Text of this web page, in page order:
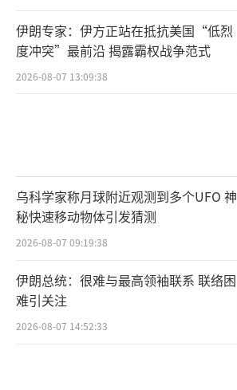
伊朗专家：伊方正站在抵抗美国“低烈
度冲突”最前沿 揭露霸权战争范式
2026-08-07 13:09:38
乌科学家称月球附近观测到多个UFO 神
秘快速移动物体引发猜测
2026-08-07 09:19:38
伊朗总统：很难与最高领袖联系 联络困
难引关注
2026-08-07 14:52:33